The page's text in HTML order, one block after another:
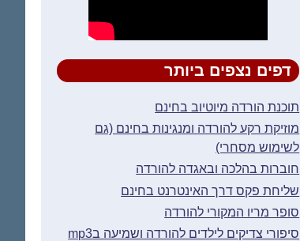
דפים נצפים ביותר
תוכנת הורדה מיוטיוב בחינם
מוזיקת רקע להורדה ומנגינות בחינם (גם
לשימוש מסחרי)
חוברות בהלכה ובאגדה להורדה
שליחת פקס דרך האינטרנט בחינם
סופר מריו המקורי להורדה
סיפורי צדיקים לילדים להורדה ושמיעה בmp3